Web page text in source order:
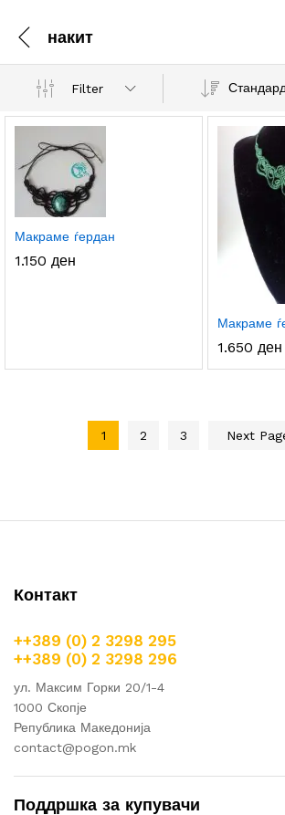
накит
Filter
Макраме ѓердан
1.150 ден
Макраме
1.650 ден
1 2 3 Next
Контакт
++389 (0) 2 3298 295
++389 (0) 2 3298 296
ул. Максим Горки 20/1-4
1000 Скопје
Република Македонија
contact@pogon.mk
Поддршка за купувачи